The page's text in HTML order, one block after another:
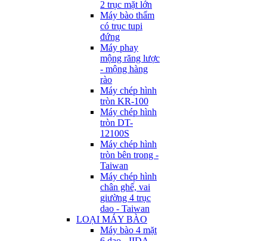
2 trục mặt lớn
Máy bào thẩm
có trục tupi
đứng
Máy phay
mộng răng lược
- mộng hàng
rào
Máy chép hình
tròn KR-100
Máy chép hình
tròn DT-
12100S
Máy chép hình
tròn bên trong -
Taiwan
Máy chép hình
chân ghế, vai
giường 4 trục
dao - Taiwan
LOẠI MÁY BÀO
Máy bào 4 mặt